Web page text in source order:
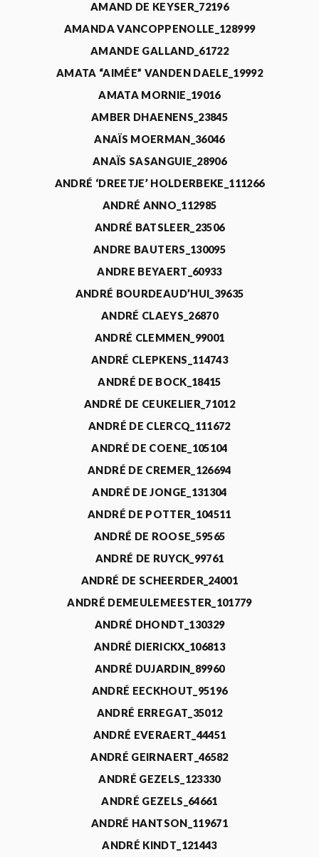
AMAND DE KEYSER_72196
AMANDA VANCOPPENOLLE_128999
AMANDE GALLAND_61722
AMATA “AIMÉE” VANDEN DAELE_19992
AMATA MORNIE_19016
AMBER DHAENENS_23845
ANAÏS MOERMAN_36046
ANAÏS SASANGUIE_28906
ANDRÉ ‘DREETJE’ HOLDERBEKE_111266
ANDRÉ ANNO_112985
ANDRÉ BATSLEER_23506
ANDRE BAUTERS_130095
ANDRE BEYAERT_60933
ANDRÉ BOURDEAUD’HUI_39635
ANDRÉ CLAEYS_26870
ANDRÉ CLEMMEN_99001
ANDRÉ CLEPKENS_114743
ANDRÉ DE BOCK_18415
ANDRÉ DE CEUKELIER_71012
ANDRÉ DE CLERCQ_111672
ANDRÉ DE COENE_105104
ANDRÉ DE CREMER_126694
ANDRÉ DE JONGE_131304
ANDRÉ DE POTTER_104511
ANDRÉ DE ROOSE_59565
ANDRÉ DE RUYCK_99761
ANDRÉ DE SCHEERDER_24001
ANDRÉ DEMEULEMEESTER_101779
ANDRÉ DHONDT_130329
ANDRÉ DIERICKX_106813
ANDRÉ DUJARDIN_89960
ANDRÉ EECKHOUT_95196
ANDRÉ ERREGAT_35012
ANDRÉ EVERAERT_44451
ANDRÉ GEIRNAERT_46582
ANDRÉ GEZELS_123330
ANDRÉ GEZELS_64661
ANDRÉ HANTSON_119671
ANDRÉ KINDT_121443